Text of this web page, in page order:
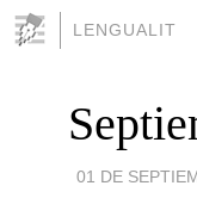
LENGUALIT
01 DE